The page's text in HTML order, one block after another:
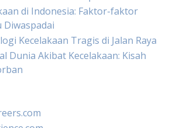
di Indonesia: Faktor-faktor
Diwaspadai
Kecelakaan Tragis di Jalan Raya
Dunia Akibat Kecelakaan: Kisah